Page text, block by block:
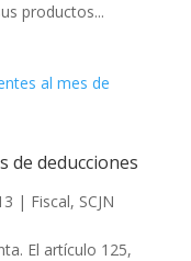
productos...
de deducciones
| Fiscal, SCJN
El artículo 125,